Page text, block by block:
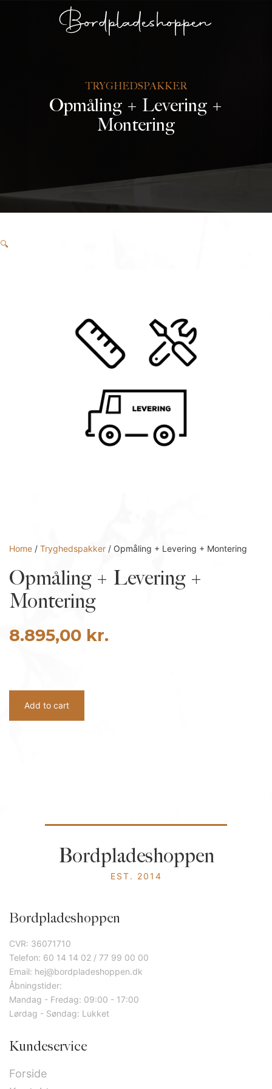
Bordpladeshoppen
TRYGHEDSPAKKER
Opmåling + Levering +
Montering
🔍
Home / Tryghedspakker / Opmåling + Levering + Montering
Opmåling + Levering +
Montering
8.895,00 kr.
Add to cart
Bordpladeshoppen
EST. 2014
Bordpladeshoppen
CVR: 36071710
Telefon: 60 14 14 02 / 77 99 00 00
Email: hej@bordpladeshoppen.dk
Åbningstider:
Mandag - Fredag: 09:00 - 17:00
Lørdag - Søndag: Lukket
Kundeservice
Forside